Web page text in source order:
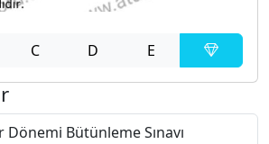
C D E
Dönemi Bütünleme Sınavı